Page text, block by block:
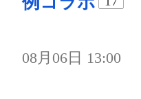
08月06日 13:00